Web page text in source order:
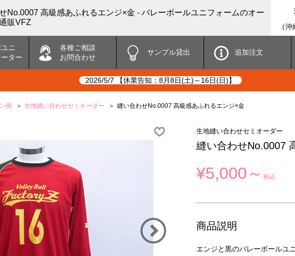
No.0007 高級感あふれるエンジ×金 - バレーボールユニフォームのオー
販VFZ
（
ニ
ター
各種ご相談
お問合わせ
サンプル貸出 追加注文
2026/5/7 【休業告知：8月8日(土)～16日(日)】
例 生地縫い合わせセミオーダー 縫い合わせNo.0007 高級感あふれるエンジ×金
生地縫い合わせセミオーダー
縫い合わせNo.0007
¥5,000～ 税込
商品説明
エンジと黒のバレーボールユ